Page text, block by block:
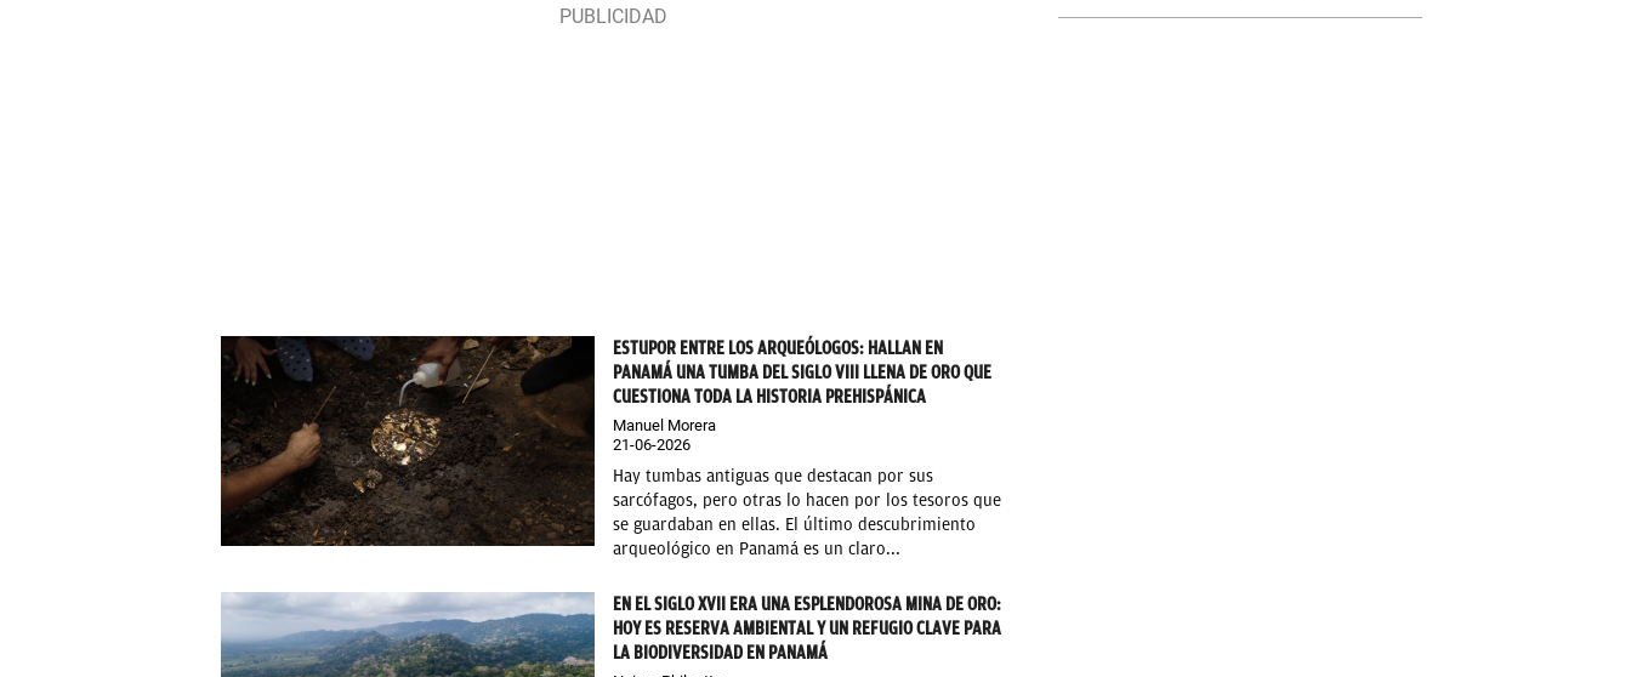
ESTUPOR ENTRE LOS ARQUEÓLOGOS: HALLAN EN
PANAMÁ UNA TUMBA DEL SIGLO VIII LLENA DE ORO QUE
CUESTIONA TODA LA HISTORIA PREHISPÁNICA
Manuel Morera
21-06-2026
Hay tumbas antiguas que destacan por sus
sarcófagos, pero otras lo hacen por los tesoros que
se guardaban en ellas. El último descubrimiento
arqueológico en Panamá es un claro...
EN EL SIGLO XVII ERA UNA ESPLENDOROSA MINA DE ORO:
HOY ES RESERVA AMBIENTAL Y UN REFUGIO CLAVE PARA
LA BIODIVERSIDAD EN PANAMÁ